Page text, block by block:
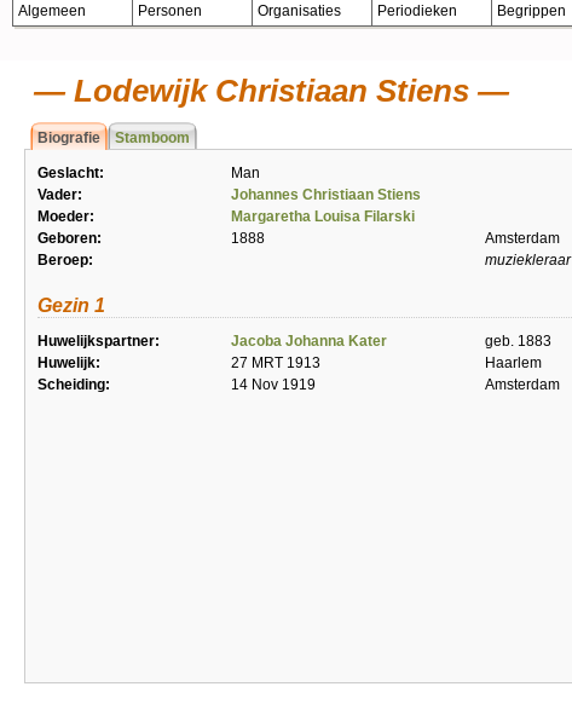
Algemeen Personen Organisaties Periodieken Begrippen
Lodewijk Christiaan Stiens
Biografie Stamboom
Geslacht:
Man
Vader:
Johannes Christiaan Stiens
Moeder:
Margaretha Louisa Filarski
Geboren:
1888
Amsterdam
Beroep:
muziekleraar
Gezin 1
Huwelijkspartner: Jacoba Johanna Kater
geb. 1883
Huwelijk:
27 MRT 1913
Haarlem
Scheiding:
14 Nov 1919 Amsterdam